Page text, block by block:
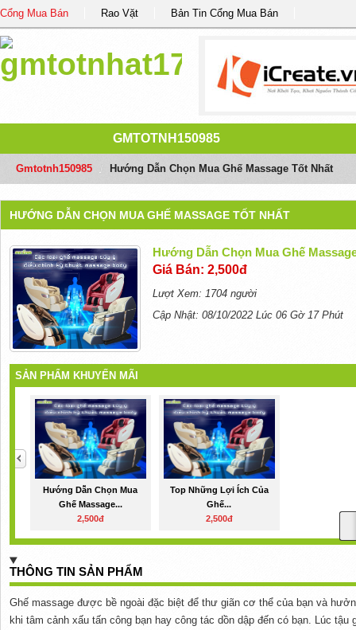
Cổng Mua Bán Rao Vặt Bản Tin Cổng Mua Bán
GMTOTNH150985
Gmtotnh150985 Hướng Dẫn Chọn Mua Ghế Massage Tốt Nhất
HƯỚNG DẪN CHỌN MUA GHẾ MASSAGE TỐT NHẤT
Hướng Dẫn Chọn Mua Ghế
Giá Bán: 2,500đ
Lượt Xem: 1704 người
Cập Nhật: 08/10/2022 Lúc 06 Gờ 17 Phút
SẢN PHẨM KHUYẾN MÃI
Hướng Dẫn Chọn Mua
Ghế Massage...
2,500đ
Top Những Lợi Ích Của
Ghế...
2,500đ
THÔNG TIN SẢN PHẨM
Ghế massage được bề ngoài đặc biệt để thư giãn cơ thể của bạn và
khi tâm cảnh xấu tấn công bạn hay công tác dồn dập đến có bạn. Lúc tậu